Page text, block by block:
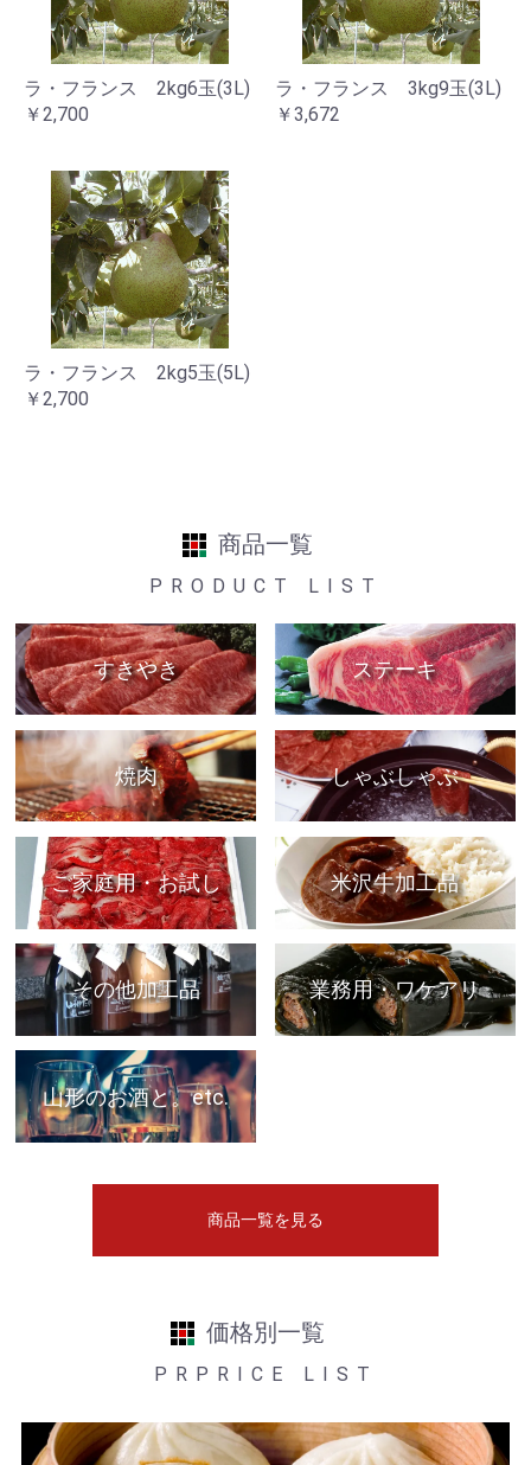
ラ・フランス 2kg6玉(3L)
￥2,700
ラ・フランス 3kg9玉(3L)
￥3,672
ラ・フランス 2kg5玉(5L)
￥2,700
商品一覧
PRODUCT LIST
すきやき ステーキ
焼肉 しゃぶしゃぶ
ご家庭用・お試し 米沢牛加工品
その他加工品 業務用・ワケアリ
山形のお酒と。etc.
商品一覧を見る
価格別一覧
PRPRICE LIST